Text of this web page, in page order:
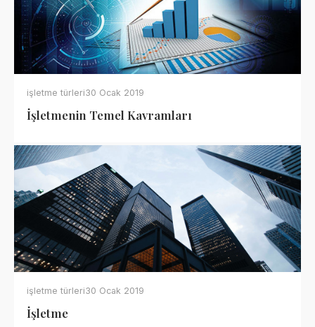
işletme türleri30 Ocak 2019
İşletmenin Temel Kavramları
işletme türleri30 Ocak 2019
İşletme